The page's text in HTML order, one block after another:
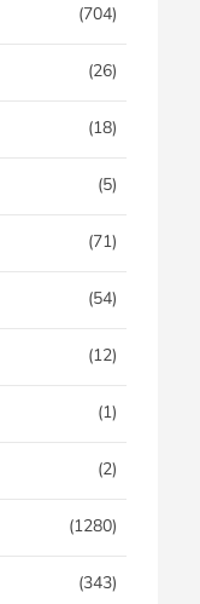
(704)
(26)
(18)
(5)
(71)
(54)
(12)
(1)
(2)
(1280)
(343)